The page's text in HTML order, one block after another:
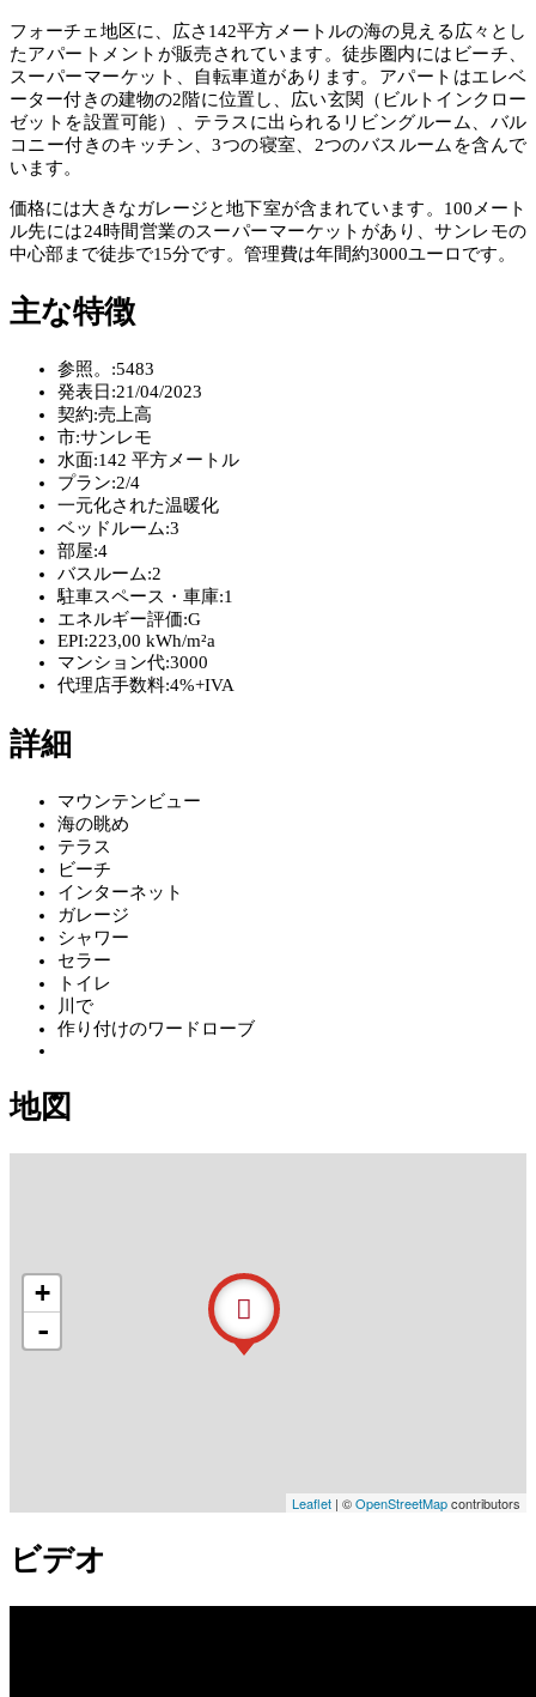
フォーチェ地区に、広さ142平方メートルの海の見える広々とし
たアパートメントが販売されています。徒歩圏内にはビーチ、
スーパーマーケット、自転車道があります。アパートはエレベ
ーター付きの建物の2階に位置し、広い玄関（ビルトインクロー
ゼットを設置可能）、テラスに出られるリビングルーム、バル
コニー付きのキッチン、3つの寝室、2つのバスルームを含んで
います。
価格には大きなガレージと地下室が含まれています。100メート
ル先には24時間営業のスーパーマーケットがあり、サンレモの
中心部まで徒歩で15分です。管理費は年間約3000ユーロです。
主な特徴
参照。:5483
発表日:21/04/2023
契約:売上高
市:サンレモ
水面:142 平方メートル
プラン:2/4
一元化された温暖化
ベッドルーム:3
部屋:4
バスルーム:2
駐車スペース・車庫:1
エネルギー評価:G
EPI:223,00 kWh/m²a
マンション代:3000
代理店手数料:4%+IVA
詳細
マウンテンビュー
海の眺め
テラス
ビーチ
インターネット
ガレージ
シャワー
セラー
トイレ
川で
作り付けのワードローブ
地図
+
-
Leaflet | ©OpenStreetMapcontributors
ビデオ